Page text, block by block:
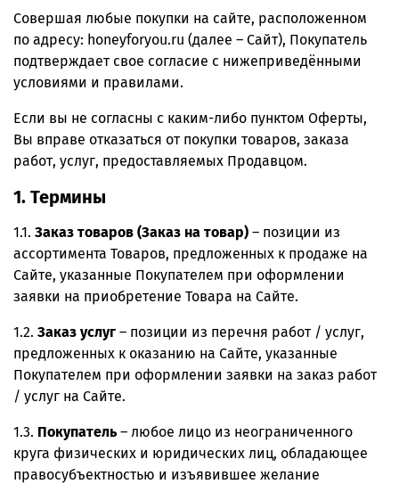
Совершая любые покупки на сайте, расположенном
по адресу: honeyforyou.ru (далее – Сайт), Покупатель
подтверждает свое согласие с нижеприведёнными
условиями и правилами.
Если вы не согласны с каким-либо пунктом Оферты,
Вы вправе отказаться от покупки товаров, заказа
работ, услуг, предоставляемых Продавцом.
1. Термины
1.1. Заказ товаров (Заказ на товар) – позиции из
ассортимента Товаров, предложенных к продаже на
Сайте, указанные Покупателем при оформлении
заявки на приобретение Товара на Сайте.
1.2. Заказ услуг – позиции из перечня работ / услуг,
предложенных к оказанию на Сайте, указанные
Покупателем при оформлении заявки на заказ работ
/ услуг на Сайте.
1.3. Покупатель – любое лицо из неограниченного
круга физических и юридических лиц, обладающее
правосубъектностью и изъявившее желание